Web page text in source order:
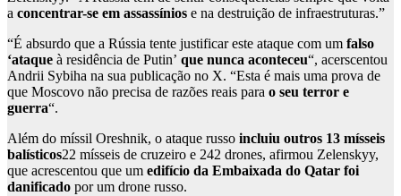
a concentrar-se em assassínios e na destruição de infraestruturas.”
“É absurdo que a Rússia tente justificar este ataque com um falso
‘ataque à residência de Putin’ que nunca aconteceu“, acerscentou
Andrii Sybiha na sua publicação no X. “Esta é mais uma prova de
que Moscovo não precisa de razões reais para o seu terror e
guerra“.
Além do míssil Oreshnik, o ataque russo incluiu outros 13 mísseis
balísticos22 mísseis de cruzeiro e 242 drones, afirmou Zelenskyy,
que acrescentou que um edifício da Embaixada do Qatar foi
danificado por um drone russo.